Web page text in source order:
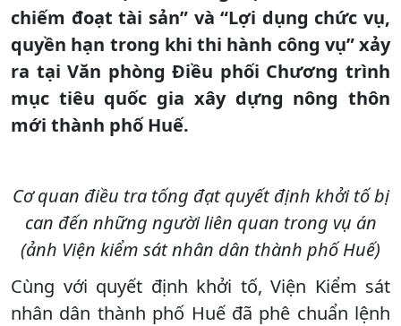
chiếm đoạt tài sản” và “Lợi dụng chức vụ,
quyền hạn trong khi thi hành công vụ” xảy
ra tại Văn phòng Điều phối Chương trình
mục tiêu quốc gia xây dựng nông thôn
mới thành phố Huế.
Cơ quan điều tra tống đạt quyết định khởi tố bị
can đến những người liên quan trong vụ án
(ảnh Viện kiểm sát nhân dân thành phố Huế)
Cùng với quyết định khởi tố, Viện Kiểm sát
nhân dân thành phố Huế đã phê chuẩn lệnh